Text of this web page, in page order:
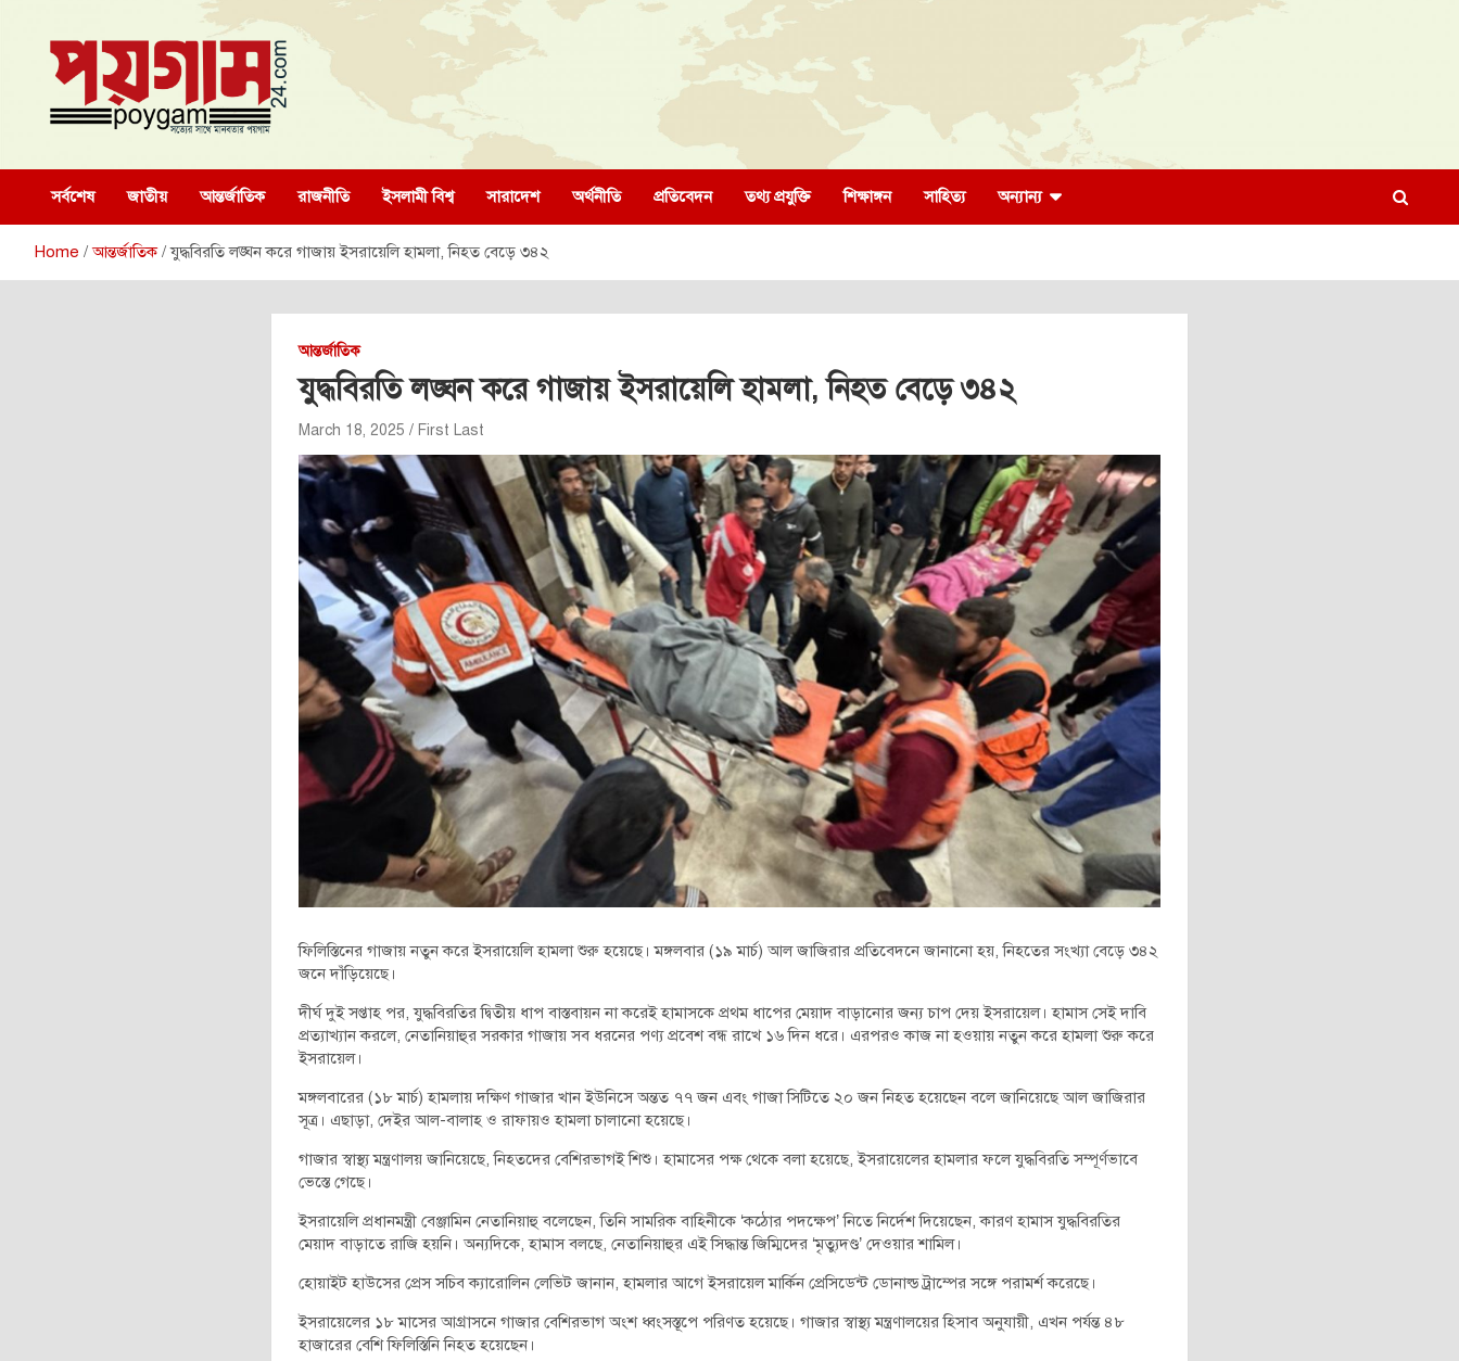
content
poygam24.com
সর্বশেষ জাতীয় আন্তর্জাতিক রাজনীতি ইসলামী বিশ্ব সারাদেশ অর্থনীতি প্রতিবেদন তথ্য প্রযুক্তি শিক্ষাঙ্গন সাহিত্য অন্যান্য
Home আন্তর্জাতিক যুদ্ধবিরতি লঙ্ঘন করে গাজায় ইসরায়েলি হামলা, নিহত বেড়ে ৩৪২
আন্তর্জাতিক
যুদ্ধবিরতি লঙ্ঘন করে গাজায় ইসরায়েলি হামলা, নিহত বেড়ে ৩৪২
March 18, 2025 First Last
ফিলিস্তিনের গাজায় নতুন করে ইসরায়েলি হামলা শুরু হয়েছে। মঙ্গলবার (১৯ মার্চ) আল জাজিরার প্রতিবেদনে জানানো হয়, নিহতের সংখ্যা বেড়ে ৩৪২
জনে দাঁড়িয়েছে।
দীর্ঘ দুই সপ্তাহ পর, যুদ্ধবিরতির দ্বিতীয় ধাপ বাস্তবায়ন না করেই হামাসকে প্রথম ধাপের মেয়াদ বাড়ানোর জন্য চাপ দেয় ইসরায়েল। হামাস সেই দাবি
প্রত্যাখ্যান করলে, নেতানিয়াহুর সরকার গাজায় সব ধরনের পণ্য প্রবেশ বন্ধ রাখে ১৬ দিন ধরে। এরপরও কাজ না হওয়ায় নতুন করে হামলা শুরু করে
ইসরায়েল।
মঙ্গলবারের (১৮ মার্চ) হামলায় দক্ষিণ গাজার খান ইউনিসে অন্তত ৭৭ জন এবং গাজা সিটিতে ২০ জন নিহত হয়েছেন বলে জানিয়েছে আল জাজিরার
সূত্র। এছাড়া, দেইর আল-বালাহ ও রাফায়ও হামলা চালানো হয়েছে।
গাজার স্বাস্থ্য মন্ত্রণালয় জানিয়েছে, নিহতদের বেশিরভাগই শিশু। হামাসের পক্ষ থেকে বলা হয়েছে, ইসরায়েলের হামলার ফলে যুদ্ধবিরতি সম্পূর্ণভাবে
ভেস্তে গেছে।
ইসরায়েলি প্রধানমন্ত্রী বেঞ্জামিন নেতানিয়াহু বলেছেন, তিনি সামরিক বাহিনীকে ‘কঠোর পদক্ষেপ’ নিতে নির্দেশ দিয়েছেন, কারণ হামাস যুদ্ধবিরতির
মেয়াদ বাড়াতে রাজি হয়নি। অন্যদিকে, হামাস বলছে, নেতানিয়াহুর এই সিদ্ধান্ত জিম্মিদের ‘মৃত্যুদণ্ড’ দেওয়ার শামিল।
হোয়াইট হাউসের প্রেস সচিব ক্যারোলিন লেভিট জানান, হামলার আগে ইসরায়েল মার্কিন প্রেসিডেন্ট ডোনাল্ড ট্রাম্পের সঙ্গে পরামর্শ করেছে।
ইসরায়েলের ১৮ মাসের আগ্রাসনে গাজার বেশিরভাগ অংশ ধ্বংসস্তূপে পরিণত হয়েছে। গাজার স্বাস্থ্য মন্ত্রণালয়ের হিসাব অনুযায়ী, এখন পর্যন্ত ৪৮
হাজারের বেশি ফিলিস্তিনি নিহত হয়েছেন।